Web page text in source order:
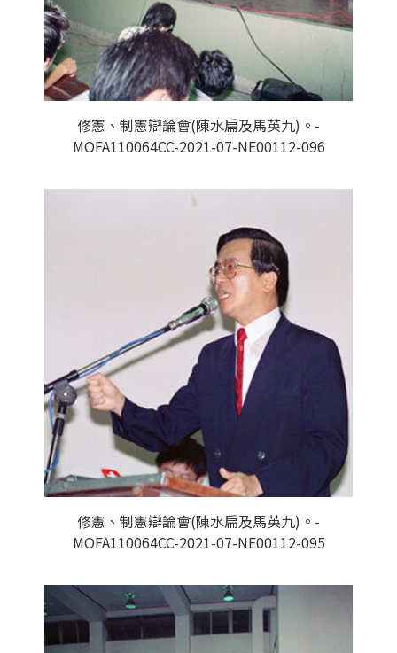
修憲、制憲辯論會(陳水扁及馬英九)。-
MOFA110064CC-2021-07-NE00112-096
修憲、制憲辯論會(陳水扁及馬英九)。-
MOFA110064CC-2021-07-NE00112-095